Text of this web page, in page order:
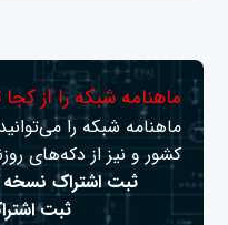
ماهنامه شبکه را از
ماهنامه شبکه را
کشور و نیز از دکه‌های
ثبت اشتراک نسخه
ثبت